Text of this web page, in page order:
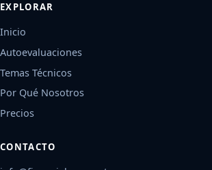
EXPLORAR
Inicio
Autoevaluaciones
Temas Técnicos
Por Qué Nosotros
Precios
CONTACTO